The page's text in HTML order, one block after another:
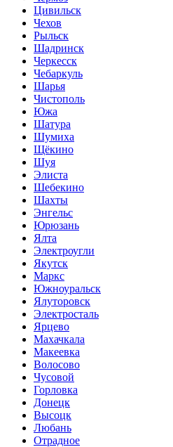
Цивильск
Чехов
Рыльск
Шадринск
Черкесск
Чебаркуль
Шарья
Чистополь
Южа
Шатура
Шумиха
Щёкино
Шуя
Элиста
Шебекино
Шахты
Энгельс
Юрюзань
Ялта
Электроугли
Якутск
Маркс
Южноуральск
Ялуторовск
Электросталь
Ярцево
Махачкала
Макеевка
Волосово
Чусовой
Горловка
Донецк
Высоцк
Любань
Отрадное